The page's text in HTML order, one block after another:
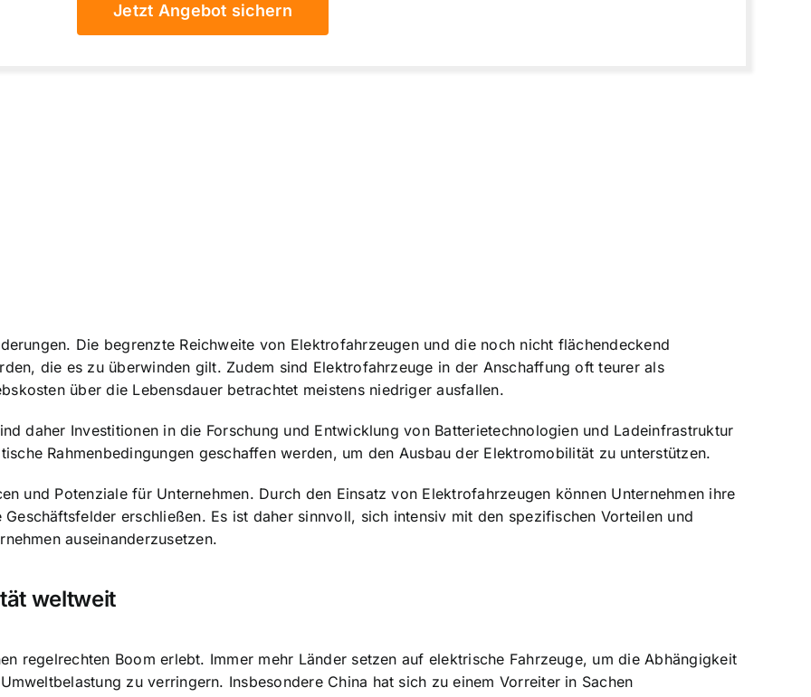
Jetzt Angebot sichern
Die begrenzte Reichweite von Elektrofahrzeugen und die noch nicht flächendeckend
die es zu überwinden gilt. Zudem sind Elektrofahrzeuge in der Anschaffung oft teurer als
über die Lebensdauer betrachtet meistens niedriger ausfallen.
daher Investitionen in die Forschung und Entwicklung von Batterietechnologien und Ladeinfrastruktur
Rahmenbedingungen geschaffen werden, um den Ausbau der Elektromobilität zu unterstützen.
und Potenziale für Unternehmen. Durch den Einsatz von Elektrofahrzeugen können Unternehmen ihre
erschließen. Es ist daher sinnvoll, sich intensiv mit den spezifischen Vorteilen und
auseinanderzusetzen.
weltweit
regelrechten Boom erlebt. Immer mehr Länder setzen auf elektrische Fahrzeuge, um die Abhängigkeit
zu verringern. Insbesondere China hat sich zu einem Vorreiter in Sachen